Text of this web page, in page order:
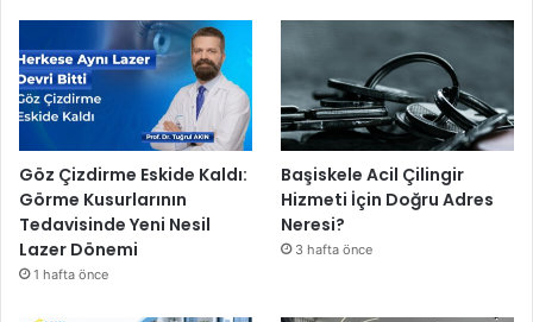
Göz Çizdirme Eskide Kaldı:
Görme Kusurlarının
Tedavisinde Yeni Nesil
Lazer Dönemi
1 hafta önce
Başiskele Acil Çilingir
Hizmeti İçin Doğru Adres
Neresi?
3 hafta önce